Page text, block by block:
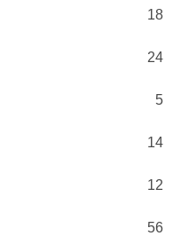
18
24
5
14
12
56